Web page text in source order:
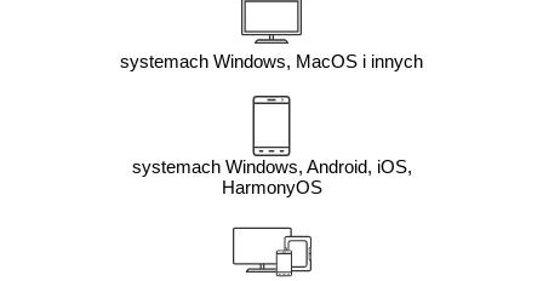
systemach Windows, MacOS i innych
systemach Windows, Android, iOS,
HarmonyOS